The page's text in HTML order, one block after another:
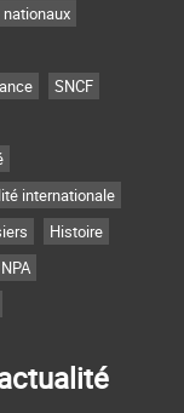
SNCF
internationale
Histoire
NPA